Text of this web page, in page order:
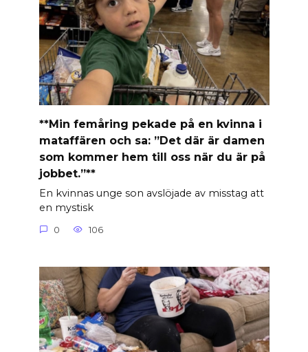
**Min femåring pekade på en kvinna i
mataffären och sa: ”Det där är damen
som kommer hem till oss när du är på
jobbet.”**
En kvinnas unge son avslöjade av misstag att
en mystisk
0 106